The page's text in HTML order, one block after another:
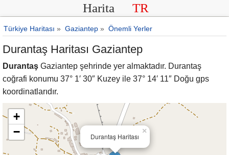
Harita TR
Türkiye Haritası » Gaziantep » Önemli Yerler
Durantaş Haritası Gaziantep
Durantaş Gaziantep şehrinde yer almaktadır. Durantaş
coğrafi konumu 37° 1′ 30″ Kuzey ile 37° 14′ 11″ Doğu gps
koordinatlarıdır.
Durantaş Haritası
×
+
−